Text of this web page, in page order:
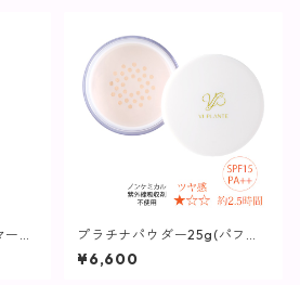
ー
プラチナパウダー25g(パフ付
き)【ヴィプランツ】
¥6,600